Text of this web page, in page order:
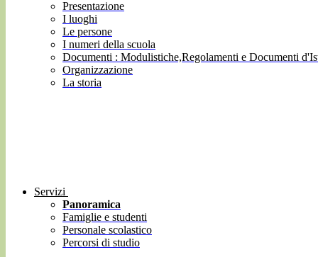
Presentazione
I luoghi
Le persone
I numeri della scuola
Documenti : Modulistiche,Regolamenti e Documenti
Organizzazione
La storia
Servizi
Panoramica
Famiglie e studenti
Personale scolastico
Percorsi di studio